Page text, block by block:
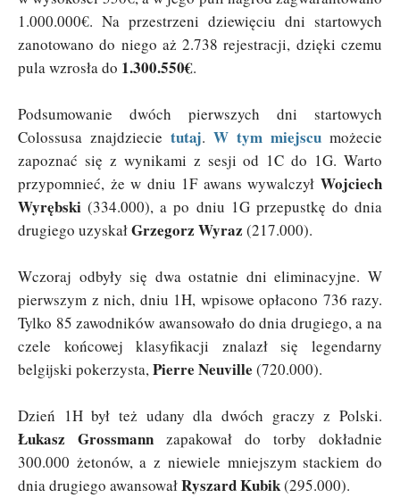
1.000.000€. Na przestrzeni dziewięciu dni startowych
zanotowano do niego aż 2.738 rejestracji, dzięki czemu
pula wzrosła do 1.300.550€.
Podsumowanie dwóch pierwszych dni startowych
Colossusa znajdziecie tutaj. W tym miejscu możecie
zapoznać się z wynikami z sesji od 1C do 1G. Warto
przypomnieć, że w dniu 1F awans wywalczył Wojciech
Wyrębski (334.000), a po dniu 1G przepustkę do dnia
drugiego uzyskałGrzegorz Wyraz (217.000).
Wczoraj odbyły się dwa ostatnie dni eliminacyjne. W
pierwszym z nich, dniu 1H, wpisowe opłacono 736 razy.
Tylko 85 zawodników awansowało do dnia drugiego, a na
czele końcowej klasyfikacji znalazł się legendarny
belgijski pokerzysta,Pierre Neuville (720.000).
Dzień 1H był też udany dla dwóch graczy z Polski.
Łukasz Grossmann zapakował do torby dokładnie
300.000 żetonów, a z niewiele mniejszym stackiem do
dnia drugiego awansowałRyszard Kubik(295.000).